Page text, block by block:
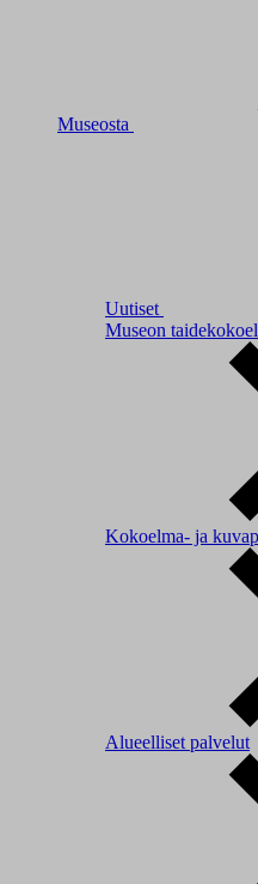
Museosta
Uutiset
Museon
Kokoelma- ja
Alueelliset palvelut